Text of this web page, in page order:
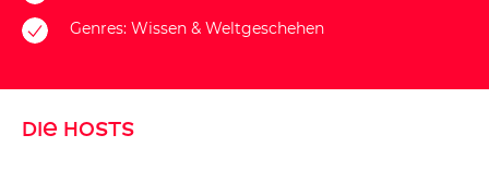
Genres: Wissen & Weltgeschehen
Die Hosts